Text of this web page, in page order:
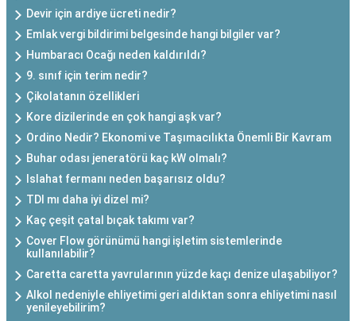
Devir için ardiye ücreti nedir?
Emlak vergi bildirimi belgesinde hangi bilgiler var?
Humbaracı Ocağı neden kaldırıldı?
9. sınıf için terim nedir?
Çikolatanın özellikleri
Kore dizilerinde en çok hangi aşk var?
Ordino Nedir? Ekonomi ve Taşımacılıkta Önemli Bir Kavram
Buhar odası jeneratörü kaç kW olmalı?
Islahat fermanı neden başarısız oldu?
TDI mı daha iyi dizel mi?
Kaç çeşit çatal bıçak takımı var?
Cover Flow görünümü hangi işletim sistemlerinde
kullanılabilir?
Caretta caretta yavrularının yüzde kaçı denize ulaşabiliyor?
Alkol nedeniyle ehliyetimi geri aldıktan sonra ehliyetimi nasıl
yenileyebilirim?